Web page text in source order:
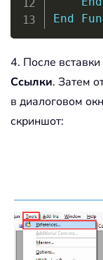
End
4. После
Ссылки. Затем
в диалоговом
скриншот: